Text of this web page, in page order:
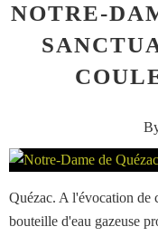
NOTRE-
Quézac. A l'évocation de
bouteille d'eau gazeuse